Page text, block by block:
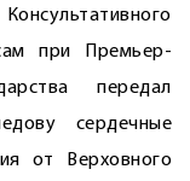
при Премьер-
передал
сердечные
от Верховного